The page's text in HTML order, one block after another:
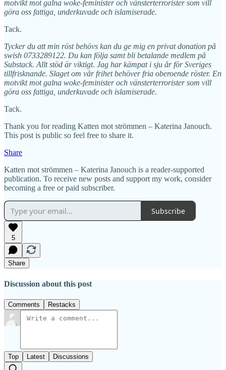
motvikt mot galna woke-feminister och vänsterterrorister som vill
göra oss fattiga, underkuvade och islamiserade.
Tack.
Tycker du att min röst behövs kan du ge mig en privat donation på
swish 0733289122. Du kan följa samt bli betalande medlem på
Substack. Allt stöd är viktigt. Jag har kämpat i sju år för Sveriges
tillfrisknande. Slaget om vår frihet behöver fria oberoende röster. En
motvikt mot galna woke-feminister och vänsterterrorister som vill
göra oss fattiga, underkuvade och islamiserade.
Tack.
Thank you for reading Katten mot strömmen – Katerina Janouch.
This post is public so feel free to share it.
Share
Katten mot strömmen – Katerina Janouch is a reader-supported
publication. To receive new posts and support my work, consider
becoming a free or paid subscriber.
Subscribe
5
Share
Discussion about this post
Comments Restacks
Top Latest Discussions